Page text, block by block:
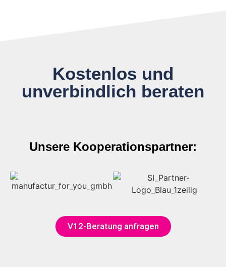
Kostenlos und
unverbindlich beraten
Unsere Kooperationspartner:
V12-Beratung anfragen